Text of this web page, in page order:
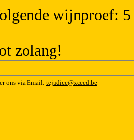
wijnproef:
zolang!
ons via Email: tejudice@xceed.be